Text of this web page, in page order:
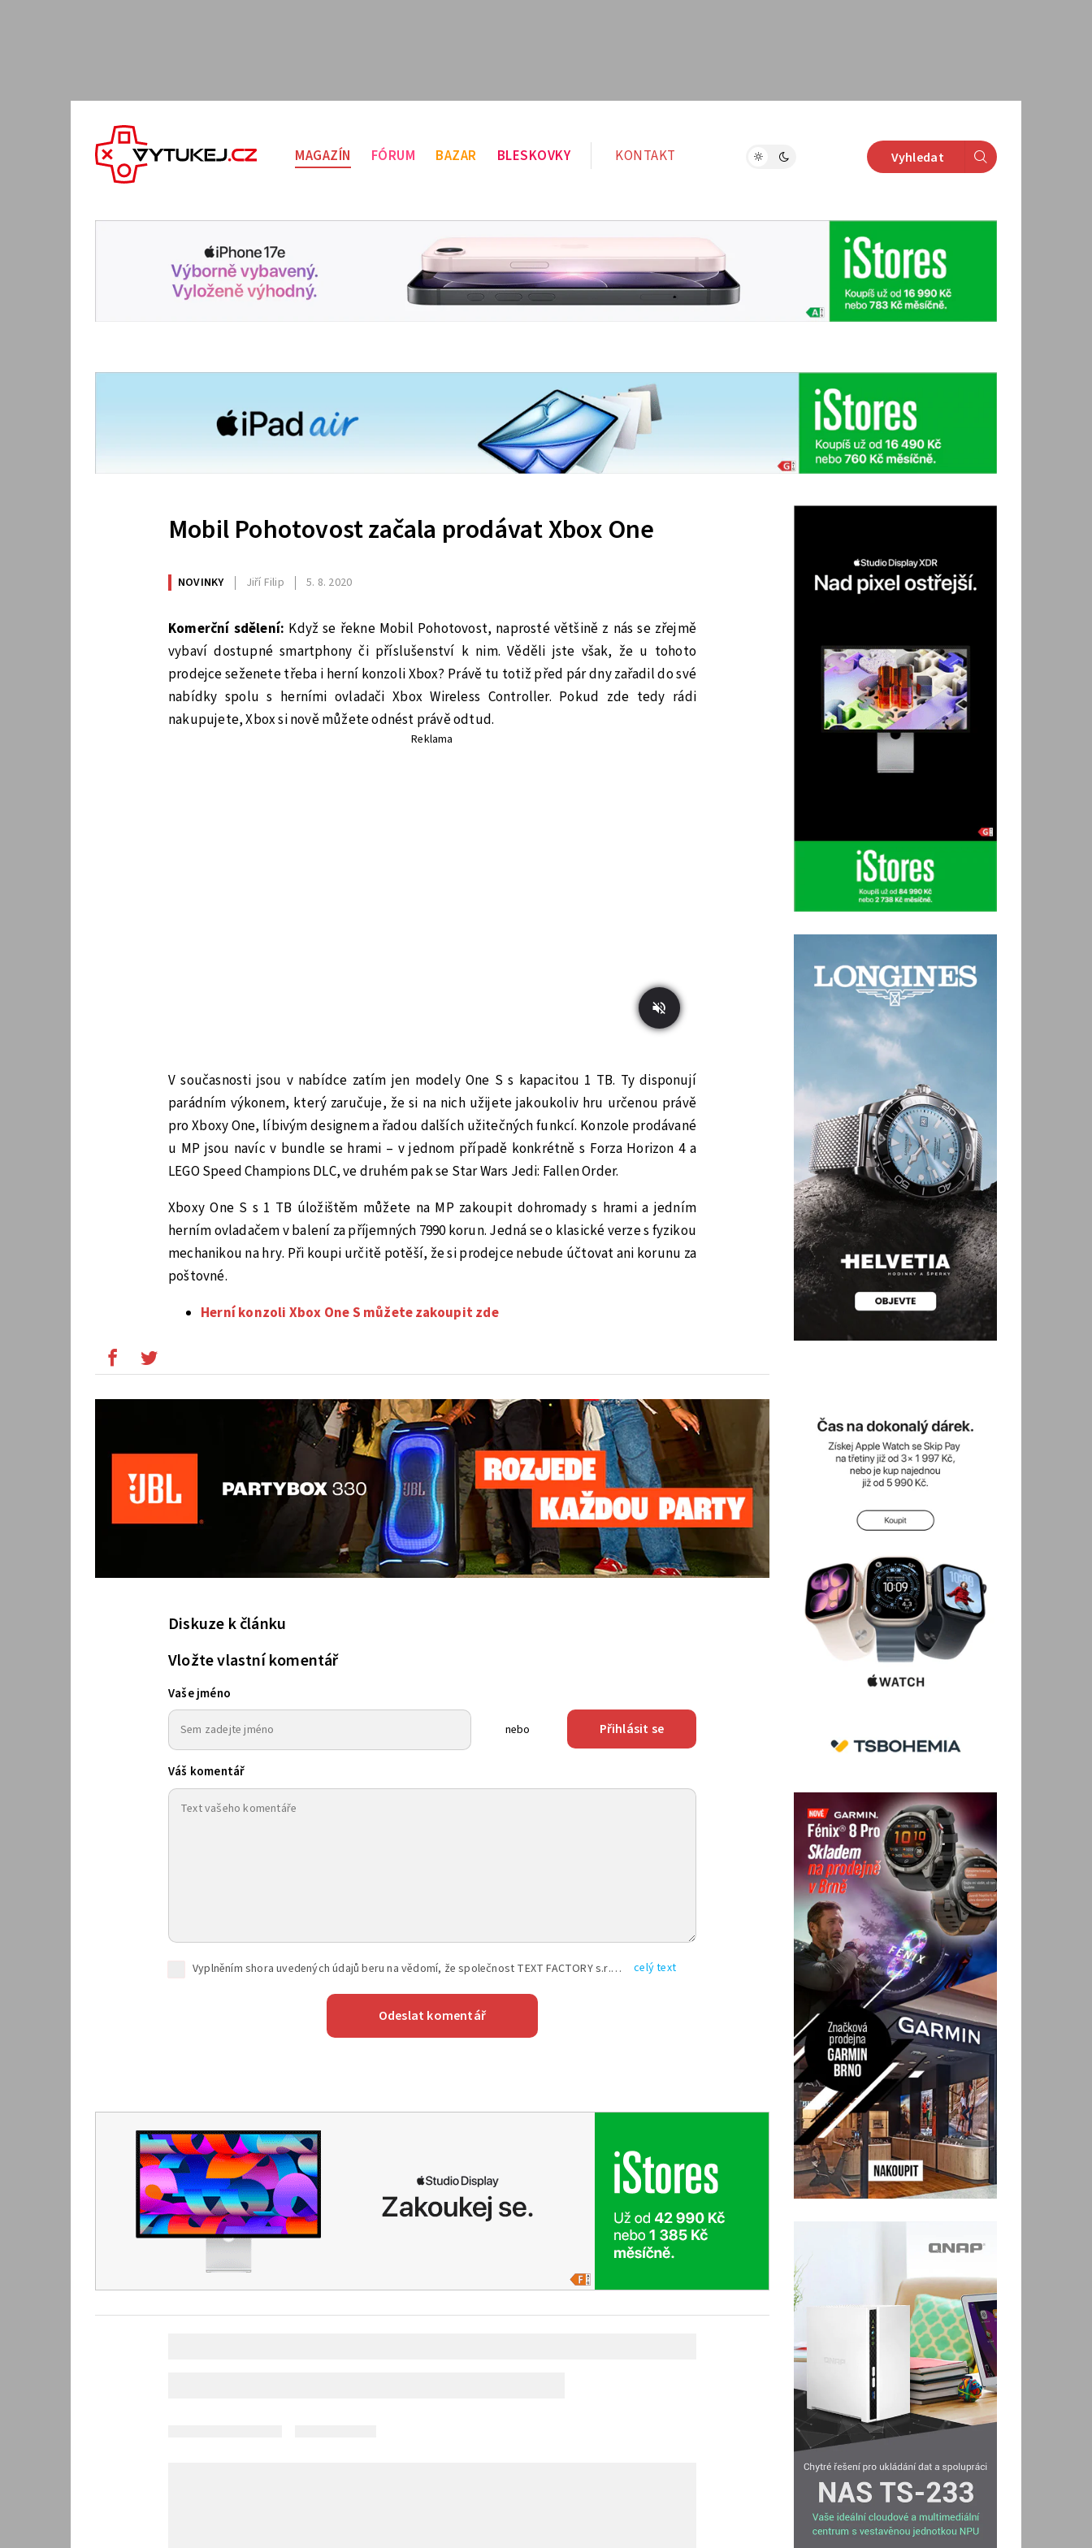
MAGAZÍN FÓRUM BAZAR BLESKOVKY KONTAKT Vyhledat
Mobil Pohotovost začala prodávat Xbox One
NOVINKY Jiří Filip 5. 8. 2020
Komerční sdělení: Když se řekne Mobil Pohotovost, naprosté většině z nás se zřejmě
vybaví dostupné smartphony či příslušenství k nim. Věděli jste však, že u tohoto
prodejce seženete třeba i herní konzoli Xbox? Právě tu totiž před pár dny zařadil do své
nabídky spolu s herními ovladači Xbox Wireless Controller. Pokud zde tedy rádi
nakupujete, Xbox si nově můžete odnést právě odtud.
Reklama
V současnosti jsou v nabídce zatím jen modely One S s kapacitou 1 TB. Ty disponují
parádním výkonem, který zaručuje, že si na nich užijete jakoukoliv hru určenou právě
pro Xboxy One, líbivým designem a řadou dalších užitečných funkcí. Konzole prodávané
u MP jsou navíc v bundle se hrami – v jednom případě konkrétně s Forza Horizon 4 a
LEGO Speed Champions DLC, ve druhém pak se Star Wars Jedi: Fallen Order.
Xboxy One S s 1 TB úložištěm můžete na MP zakoupit dohromady s hrami a jedním
herním ovladačem v balení za příjemných 7990 korun. Jedná se o klasické verze s fyzikou
mechanikou na hry. Při koupi určitě potěší, že si prodejce nebude účtovat ani korunu za
poštovné.
Herní konzoli Xbox One S můžete zakoupit zde
Diskuze k článku
Vložte vlastní komentář
Vaše jméno
nebo Přihlásit se
Váš komentář
Vyplněním shora uvedených údajů beru na vědomí, že společnost TEXT FACTORY s.r.o., sídlem Brno, Durďákova 336/29, Černá Pole, PSČ: 613 00, IČ: 06157831, zapsané u Krajského soudu v Brně, oddíl C, vložka 100399, bude zpracovávat mé osobní údaje uvedené v rámci mnou vyplněného registračního formuláře na základě oprávněných zájmů TEXT FACTORY s.r.o. dle čl. 6 odst. 1 písm. f) GDPR a pro splnění právních povinností (čl. 6 odst. 1 písm. c) GDPR), a to pro tyto účely: nezbytnost zajistit oprávnění návštěvníka webových stránek provozovaných společností TEXT FACTORY s.r.o. přispívat aktivně ke zveřejněným článkům nebo v rámci diskusních fór a výkon práv TEXT FACTORY s.r.o. jako administrátora těchto diskusních fór. Více informací o zpracování osobních údajů a právech lze nalézt v celý text